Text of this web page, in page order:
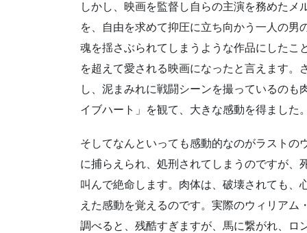
しかし、映画を監督し自らの主演を務めた
を、自由を求めて抑圧に立ち向かう一人の
魂を揺さぶられてしまうような作品にしたこ
を超えて愛される映画になったと言えます
し、泥まみれに戦闘シーンを撮っているの
イブハート」を観て、大きな感動を得ました
そしてなんといっても感動的なのがラストの
に捕らえられ、処刑されてしまうのですが、
叫んで絶命します。肉体は、破壊されても、
えた感動を覚えるのです。実際のウィリア
調べると、残酷すぎますが、馬に繋がれ、ロ